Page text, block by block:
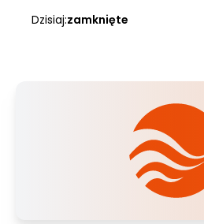
Dzisiaj:zamknięte